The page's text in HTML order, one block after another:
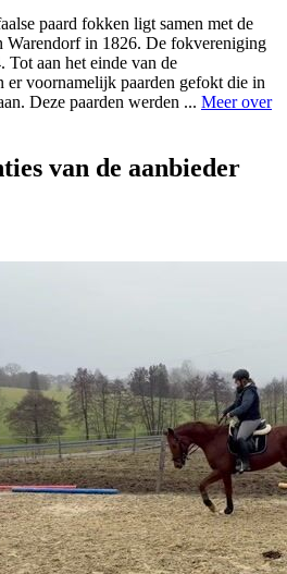
paard fokken ligt samen met de
Warendorf in 1826. De fokvereniging
Tot aan het einde van de
er voornamelijk paarden gefokt die in
Deze paarden werden ... Meer over
van de aanbieder